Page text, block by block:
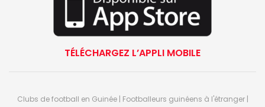
TÉLÉCHARGEZ L’APPLI MOBILE
Clubs de football en Guinée | Footballeurs guinéens à l'étranger |